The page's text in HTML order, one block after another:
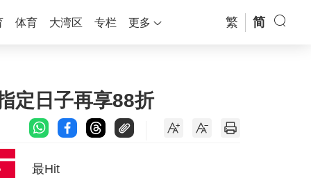
体育 大湾区 专栏 更多 繁 简
定日子再享88折
最Hit